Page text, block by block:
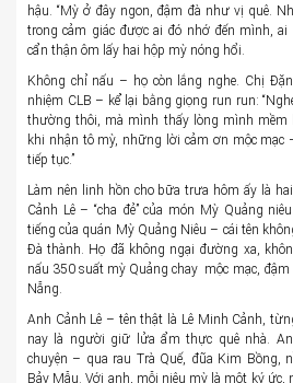
hậu. “Mỳ ở đây ngon, đậm đà như vị quê.
trong cảm giác được ai đó nhớ đến mình,
cẩn thận ôm lấy hai hộp mỳ nóng hổi.
Không chỉ nấu – họ còn lắng nghe. Chị
nhiệm CLB – kể lại bằng giọng run run:
thường thôi, mà mình thấy lòng mình mềm
khi nhận tô mỳ, những lời cảm ơn mộc mạc
tiếp tục.”
Làm nên linh hồn cho bữa trưa hôm ấy là
Cảnh Lê – “cha đẻ” của món Mỳ Quảng
tiếng của quán Mỳ Quảng Niêu – cái tên
Đà thành. Họ đã không ngại đường xa,
nấu 350 suất mỳ Quảng chay mộc mạc,
Nẵng.
Anh Cảnh Lê – tên thật là Lê Minh Cảnh,
nay là người giữ lửa ẩm thực quê nhà.
chuyện – qua rau Trà Quế, đũa Kim Bồng,
Bảy Mẫu. Với anh, mỗi niêu mỳ là một ký ức,